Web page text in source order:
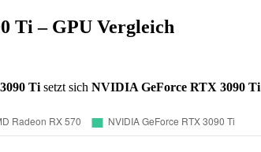
Ti – GPU Vergleich
Ti setzt sich NVIDIA GeForce RTX 3090 Ti